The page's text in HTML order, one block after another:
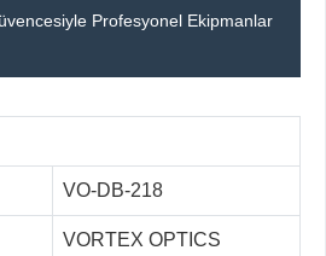
Profesyonel Ekipmanlar
VO-DB-218
VORTEX OPTICS